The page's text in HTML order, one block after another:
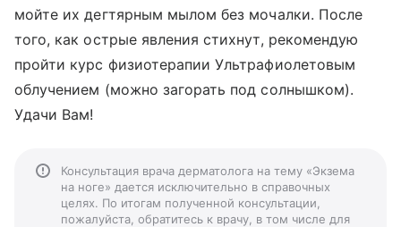
мойте их дегтярным мылом без мочалки. После
того, как острые явления стихнут, рекомендую
пройти курс физиотерапии Ультрафиолетовым
облучением (можно загорать под солнышком).
Удачи Вам!
Консультация врача дерматолога на тему «Экзема
на ноге» дается исключительно в справочных
целях. По итогам полученной консультации,
пожалуйста, обратитесь к врачу, в том числе для